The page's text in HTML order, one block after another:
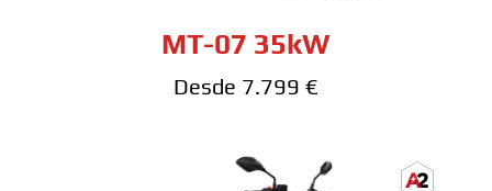
MT-07 35kW
Desde 7.799 €